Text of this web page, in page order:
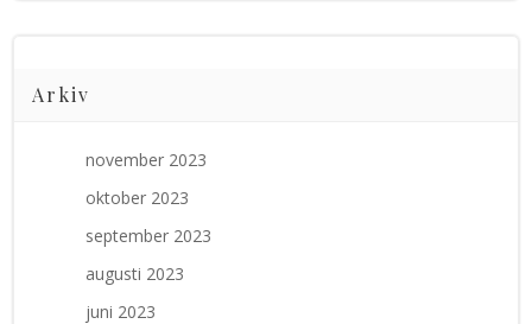
Arkiv
november 2023
oktober 2023
september 2023
augusti 2023
juni 2023